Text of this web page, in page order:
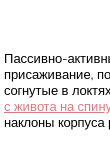
Пассивно-
присаживание,
согнутые в
с живота на
наклоны корпуса